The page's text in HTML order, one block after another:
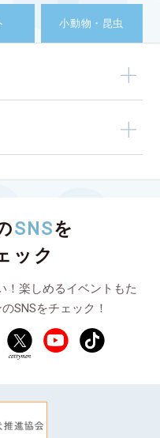
小動物・昆虫
SNSを
ック
！楽しめるイベントもた
SNSをチェック！